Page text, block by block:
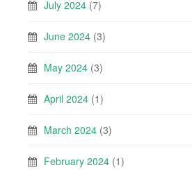
July 2024 (7)
June 2024 (3)
May 2024 (3)
April 2024 (1)
March 2024 (3)
February 2024 (1)